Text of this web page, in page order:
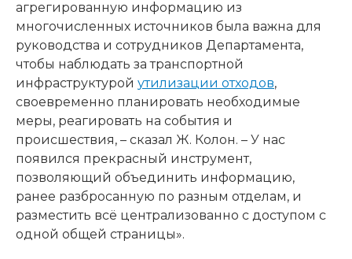
агрегированную информацию из
многочисленных источников была важна для
руководства и сотрудников Департамента,
чтобы наблюдать за транспортной
инфраструктурой утилизации отходов,
своевременно планировать необходимые
меры, реагировать на события и
происшествия, – сказал Ж. Колон. – У нас
появился прекрасный инструмент,
позволяющий объединить информацию,
ранее разбросанную по разным отделам, и
разместить всё централизованно с доступом с
одной общей страницы».